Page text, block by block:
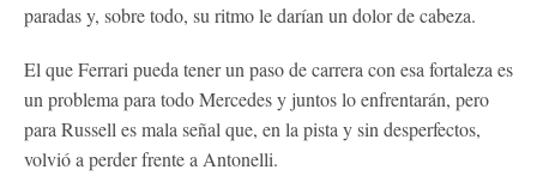
paradas y, sobre todo, su ritmo le darían un dolor de cabeza.
El que Ferrari pueda tener un paso de carrera con esa fortaleza es
un problema para todo Mercedes y juntos lo enfrentarán, pero
para Russell es mala señal que, en la pista y sin desperfectos,
volvió a perder frente a Antonelli.